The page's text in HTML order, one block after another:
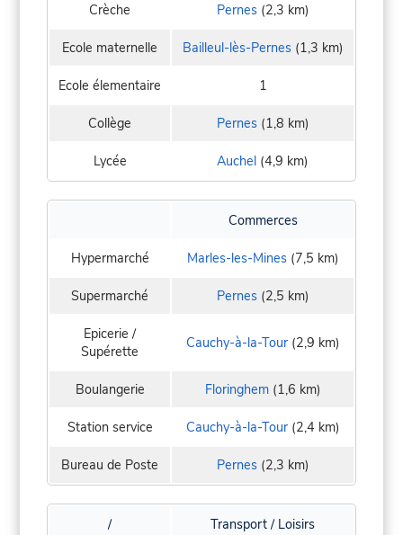
Crèche Pernes(2,3 km)
Ecole maternelle Bailleul-lès-Pernes(1,3 km)
Ecole élementaire 1
Collège Pernes(1,8 km)
Lycée Auchel (4,9 km)
Commerces
Hypermarché Marles-les-Mines(7,5 km)
Supermarché Pernes(2,5 km)
Epicerie /
Supérette
Cauchy-à-la-Tour(2,9 km)
Boulangerie Floringhem(1,6 km)
Station service Cauchy-à-la-Tour(2,4 km)
Bureau de Poste Pernes(2,3 km)
/ Transport / Loisirs